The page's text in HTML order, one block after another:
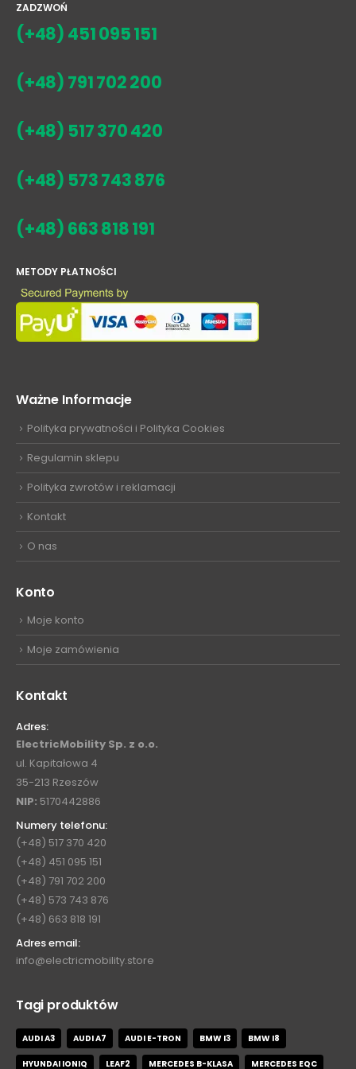
ZADZWOŃ
(+48) 451 095 151
(+48) 791 702 200
(+48) 517 370 420
(+48) 573 743 876
(+48) 663 818 191
METODY PŁATNOŚCI
Ważne Informacje
Polityka prywatności i Polityka Cookies
Regulamin sklepu
Polityka zwrotów i reklamacji
Kontakt
O nas
Konto
Moje konto
Moje zamówienia
Kontakt
Adres:
ElectricMobility Sp. z o.o.
ul. Kapitałowa 4
35-213 Rzeszów
NIP: 5170442886
Numery telefonu:
(+48) 517 370 420
(+48) 451 095 151
(+48) 791 702 200
(+48) 573 743 876
(+48) 663 818 191
Adres email:
info@electricmobility.store
Tagi produktów
AUDI A3 AUDI A7 AUDI E-TRON BMW I3 BMW I8
HYUNDAI IONIQ LEAF2 MERCEDES B-KLASA MERCEDES EQC